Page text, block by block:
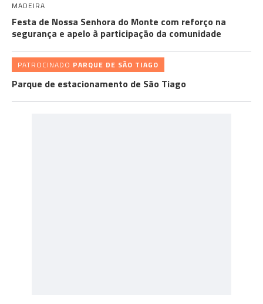
MADEIRA
Festa de Nossa Senhora do Monte com reforço na
segurança e apelo à participação da comunidade
PATROCINADO PARQUE DE SÃO TIAGO
Parque de estacionamento de São Tiago